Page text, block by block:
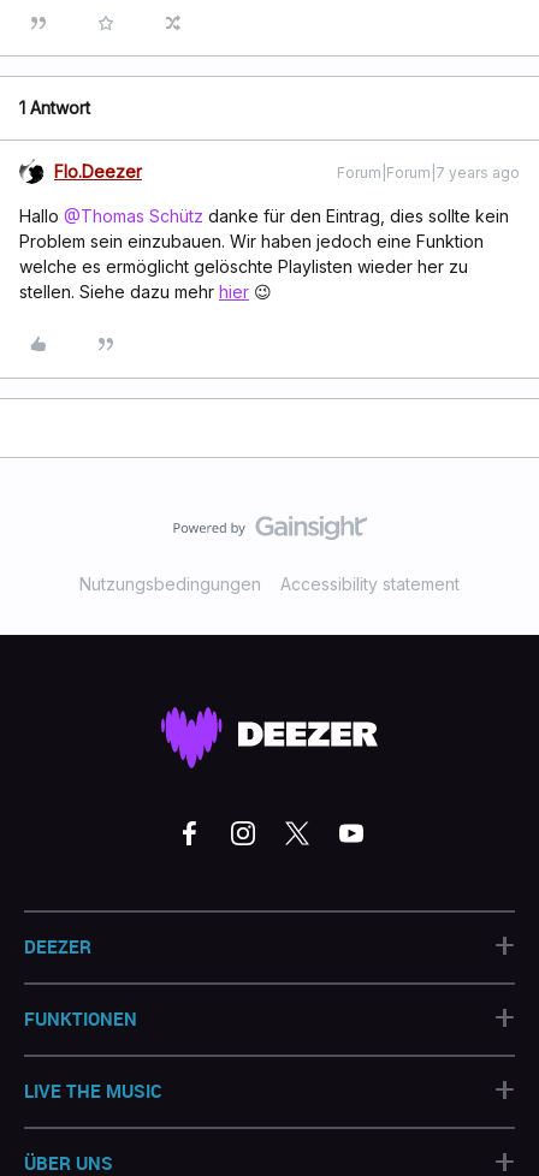
1 Antwort
Flo.Deezer Forum|Forum|7 years ago
Hallo @Thomas Schütz danke für den Eintrag, dies sollte kein
Problem sein einzubauen. Wir haben jedoch eine Funktion
welche es ermöglicht gelöschte Playlisten wieder her zu
stellen. Siehe dazu mehr hier 😉
Nutzungsbedingungen Accessibility statement
DEEZER +
FUNKTIONEN +
LIVE THE MUSIC +
ÜBER UNS +